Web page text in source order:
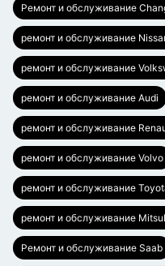
Ремонт и обслуживание
ремонт и обслуживание
ремонт и обслуживание
ремонт и обслуживание Audi
ремонт и обслуживание
ремонт и обслуживание Volvo
ремонт и обслуживание
ремонт и обслуживание
Ремонт и обслуживание Saab